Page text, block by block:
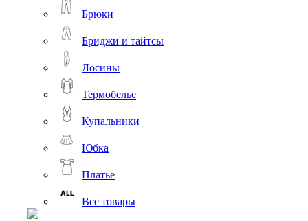
Брюки
Бриджи и тайтсы
Лосины
Термобелье
Купальники
Юбка
Платье
Все товары